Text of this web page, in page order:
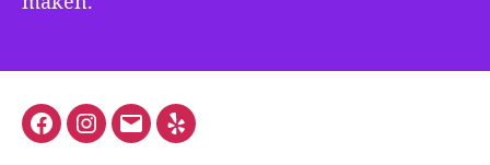
FacebookInstagram
E-
Yelp